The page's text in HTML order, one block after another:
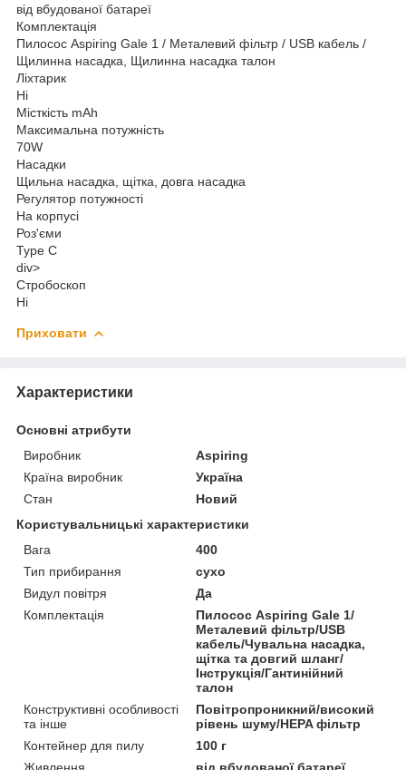
від вбудованої батареї
Комплектація
Пилосос Aspiring Gale 1 / Металевий фільтр / USB кабель /
Щилинна насадка, Щилинна насадка талон
Ліхтарик
Ні
Місткість mAh
Максимальна потужність
70W
Насадки
Щильна насадка, щітка, довга насадка
Регулятор потужності
На корпусі
Роз'єми
Type C
div>
Стробоскоп
Ні
Приховати
Характеристики
Основні атрибути
Виробник
Aspiring
Країна виробник
Україна
Стан
Новий
Користувальницькі характеристики
Вага
400
Тип прибирання
сухо
Видул повітря
Да
Комплектація
Пилосос Aspiring Gale 1/
Металевий фільтр/USB
кабель/Чувальна насадка,
щітка та довгий шланг/
Інструкція/Гантинійний
талон
Конструктивні особливості
та інше
Повітропроникний/високий
рівень шуму/HEPA фільтр
Контейнер для пилу
100 г
Живлення
від вбудованої батареї